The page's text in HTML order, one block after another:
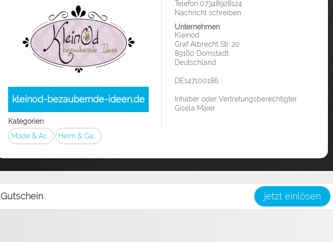
kleinod-bezaubernde-ideen.de
Kategorien
Telefon 07348928124
Nachricht schreiben
Unternehmen
Kleinod
Graf Albrecht Str. 20
89160 Dornstadt
Deutschland
DE147100186
Inhaber oder Vertretungsberechtigter
Gisela Maier
Gutschein jetzt einlösen